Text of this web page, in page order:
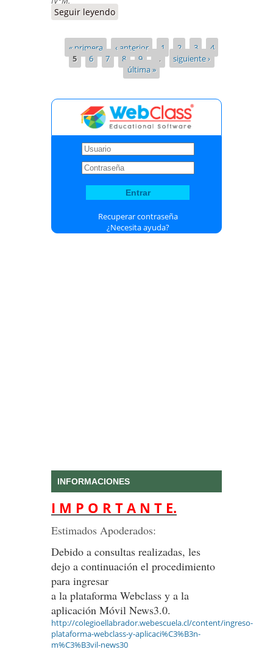
Seguir leyendo
« primera ‹ anterior 1 2 3
4
5
6 7 8 9 …
siguiente ›
última »
Recuperar contraseña
¿Necesita ayuda?
INFORMACIONES
I M P O R T A N T E.
Estimados Apoderados:
Debido a consultas realizadas, les
dejo a continuación el procedimiento
para ingresar
a la plataforma Webclass y a la
aplicación Móvil News3.0.
http://colegioellabrador.webescuela.cl/content/ingreso-
plataforma-webclass-y-aplicaci%C3%B3n-
m%C3%B3vil-news30